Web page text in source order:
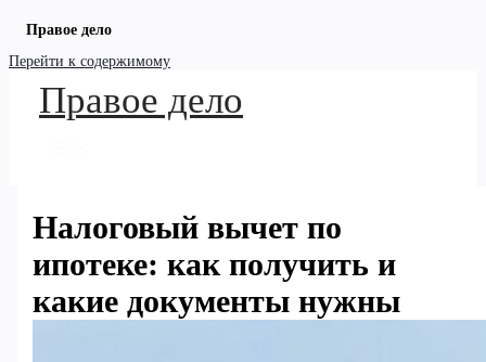
Правое дело
Перейти к содержимому
Правое дело
Налоговый вычет по
ипотеке: как получить и
какие документы нужны